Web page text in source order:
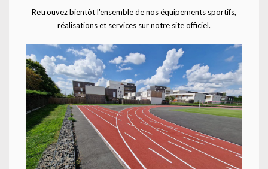
Retrouvez bientôt l'ensemble de nos équipements sportifs,
réalisations et services sur notre site officiel.
CATALOGUE SPORTPLAY Petit matériel sportif Fitness
Renforcement musculaire
Barres lestées-1KG-Orange